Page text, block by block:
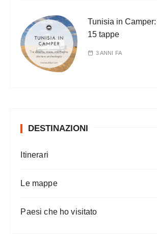
Tunisia in
15 tappe
3 ANNI FA
DESTINAZIONI
Itinerari
Le mappe
Paesi che ho visitato